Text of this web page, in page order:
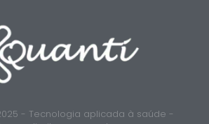
- Tecnologia aplicada à saúde -